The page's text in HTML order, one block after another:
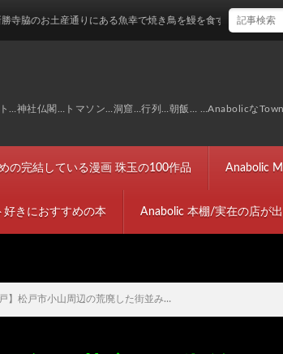
…神社仏閣…トマソン…洞窟…行列…朝飯… …Anabolicな
の完結している漫画 珠玉の100作品 Anabolic
きにおすすめの本 Anabolic 本棚/実在の店が
りにある魚幸で焼き鳥を鰻を食す…
戸】松戸市小山周辺の荒廃した街並み…